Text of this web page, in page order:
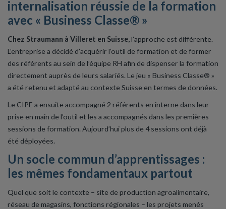
internalisation réussie de la formation
avec « Business Classe® »
Chez Straumann à Villeret en Suisse,l’approche est différente.
L’entreprise a décidé d’acquérir l’outil de formation et de former
des référents au sein de l’équipe RH afin de dispenser la formation
directement auprès de leurs salariés. Le jeu « Business Classe® »
a été retenu et adapté au contexte Suisse en termes de données.
Le CIPE a ensuite accompagné 2 référents en interne dans leur
prise en main de l’outil et les a accompagnés dans les premières
sessions de formation. Aujourd’hui plus de 4 sessions ont déjà
été déployées.
Un socle commun d’apprentissages :
les mêmes fondamentaux partout
Quel que soit le contexte – site de production agroalimentaire,
réseau de magasins, fonctions régionales – les projets menés